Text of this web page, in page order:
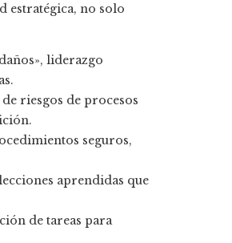
estratégica, no solo
liderazgo
riesgos de procesos
seguros,
aprendidas que
de tareas para